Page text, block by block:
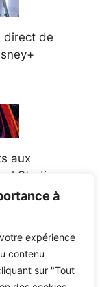
à
expérience
contenu
sur "Tout
direct de
aux
Studios
après la